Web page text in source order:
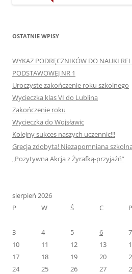
OSTATNIE WPISY
WYKAZ PODRĘCZNIKÓW DO NAUKI
PODSTAWOWEJ NR 1
Uroczyste zakończenie roku szkolnego
Wycieczka klas VI do Lublina
Zakończenie roku
Wycieczka do Wojsławic
Kolejny sukces naszych uczennic!!!
Grecja zdobyta! Niezapomniana
„Pozytywna Akcja z Żyrafką-przyjaźń”
sierpień 2026
P
W Ś C P
3
4 5 6 7
10
11 12 13
17
18 19 20
24
25 26 27